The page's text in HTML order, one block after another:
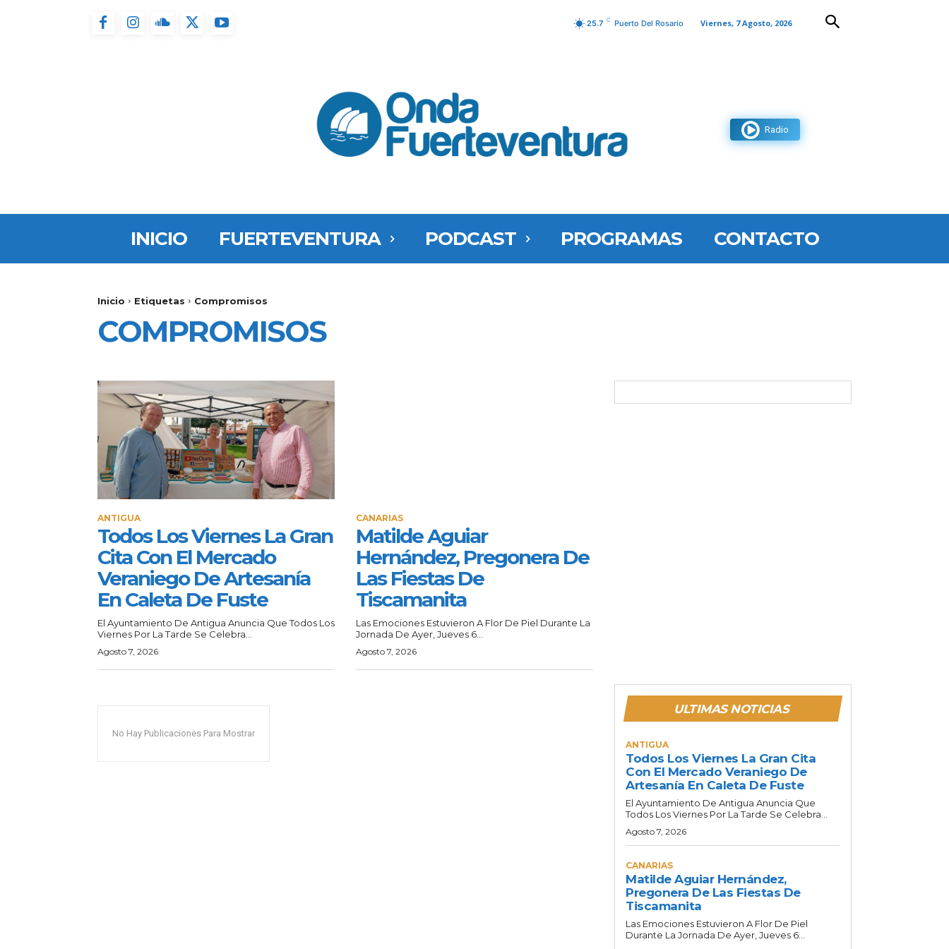
25.7 C Puerto Del Rosario Viernes, 7 Agosto, 2026
Radio
INICIO FUERTEVENTURA PODCAST PROGRAMAS CONTACTO
Inicio Etiquetas Compromisos
COMPROMISOS
ANTIGUA
Todos Los Viernes La Gran
Cita Con El Mercado
Veraniego De Artesanía
En Caleta De Fuste
El Ayuntamiento De Antigua Anuncia Que Todos Los
Viernes Por La Tarde Se Celebra...
Agosto 7, 2026
CANARIAS
Matilde Aguiar
Hernández, Pregonera De
Las Fiestas De
Tiscamanita
Las Emociones Estuvieron A Flor De Piel Durante La
Jornada De Ayer, Jueves 6...
Agosto 7, 2026
No Hay Publicaciones Para Mostrar
ULTIMAS NOTICIAS
ANTIGUA
Todos Los Viernes La Gran Cita
Con El Mercado Veraniego De
Artesanía En Caleta De Fuste
El Ayuntamiento De Antigua Anuncia Que
Todos Los Viernes Por La Tarde Se Celebra...
Agosto 7, 2026
CANARIAS
Matilde Aguiar Hernández,
Pregonera De Las Fiestas De
Tiscamanita
Las Emociones Estuvieron A Flor De Piel
Durante La Jornada De Ayer, Jueves 6...